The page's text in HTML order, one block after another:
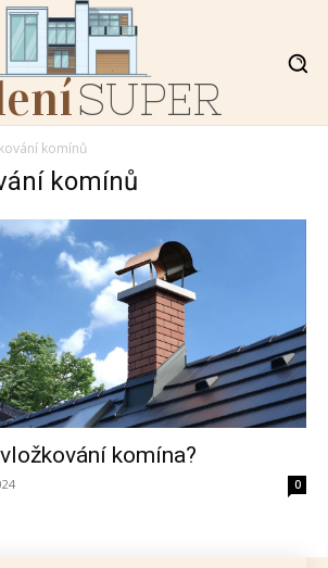
SUPER
komínů
komínů
komína?
0